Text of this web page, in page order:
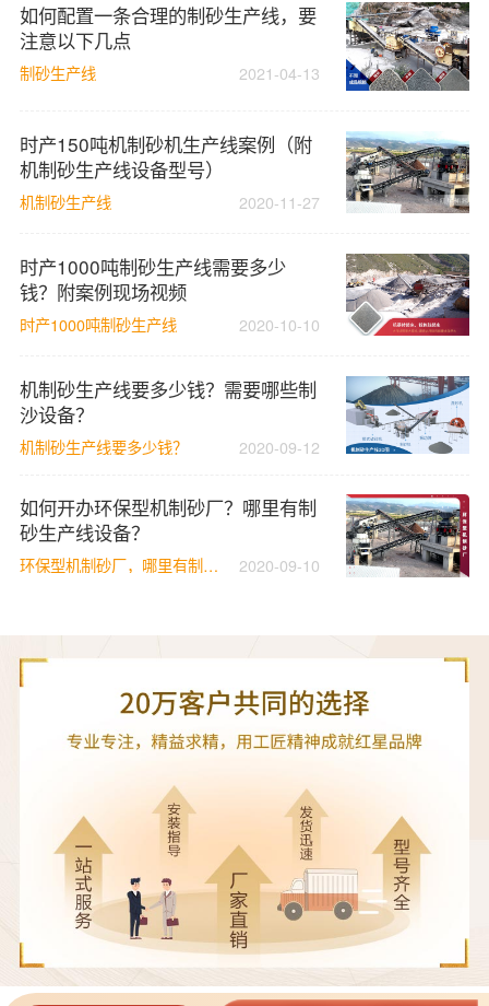
如何配置一条合理的制砂生产线，要
注意以下几点
制砂生产线 2021-04-13
时产150吨机制砂机生产线案例（附
机制砂生产线设备型号）
机制砂生产线 2020-11-27
时产1000吨制砂生产线需要多少
钱？附案例现场视频
时产1000吨制砂生产线 2020-10-10
机制砂生产线要多少钱？需要哪些制
沙设备？
机制砂生产线要多少钱？ 2020-09-12
如何开办环保型机制砂厂？哪里有制
砂生产线设备？
环保型机制砂厂，哪里有制砂生产线设备 2020-09-10